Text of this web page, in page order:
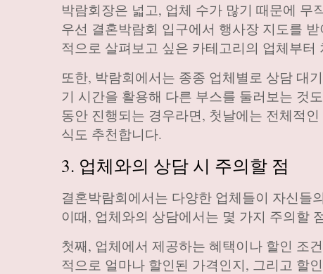
박람회장은 넓고, 업체 수가 많기 때문에
우선 결혼박람회 입구에서 행사장 지도를
적으로 살펴보고 싶은 카테고리의 업체부
또한, 박람회에서는 종종 업체별로 상담 대
기 시간을 활용해 다른 부스를 둘러보는 것
동안 진행되는 경우라면, 첫날에는 전체적
식도 추천합니다.
3. 업체와의 상담 시 주의할 점
결혼박람회에서는 다양한 업체들이 자신들
이때, 업체와의 상담에서는 몇 가지 주의할
첫째, 업체에서 제공하는 혜택이나 할인 조
적으로 얼마나 할인된 가격인지, 그리고 할